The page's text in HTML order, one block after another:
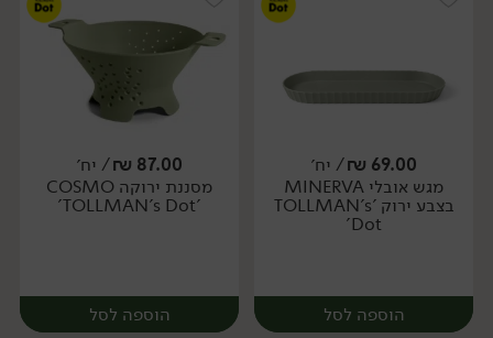
יח׳ יח׳
69.00
₪/ יח׳
מגש אובלי MINERVA
בצבע ירוק 'TOLLMAN's
Dot'
הוספה לסל
87.00
₪/ יח׳
מסננת ירוקה COSMO
'TOLLMAN's Dot'
הוספה לסל